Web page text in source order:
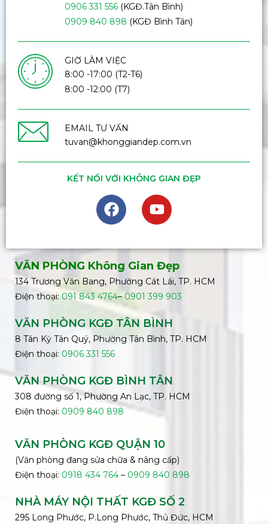
0906 331 556(KGĐ.Tân Bình)
0909 840 898 (KGĐ Bình Tân)
GIỜ LÀM VIỆC
8:00 -17:00 (T2-T6)
8:00 -12:00 (T7)
EMAIL TƯ VẤN
tuvan@khonggiandep.com.vn
KẾT NỐI VỚI KHÔNG GIAN ĐẸP
VĂN PHÒNG Không Gian Đẹp
134 Trương Văn Bang, Phường Cát Lái, TP. HCM
Điện thoại:091 843 4764– 0901 399 903
VĂN PHÒNG KGĐ TÂN BÌNH
8 Tân Kỳ Tân Quý, Phường Tân Bình, TP. HCM
Điện thoại: 0906 331 556
VĂN PHÒNG KGĐ BÌNH TÂN
308 đường số 1, Phường An Lạc, TP. HCM
Điện thoại: 0909 840 898
VĂN PHÒNG KGĐ QUẬN 10
(Văn phòng đang sửa chữa & nâng cấp)
Điện thoại: 0918 434 764 – 0909 840 898
NHÀ MÁY NỘI THẤT KGĐ SỐ 2
295 Long Phước, P.Long Phước, Thủ Đức, HCM